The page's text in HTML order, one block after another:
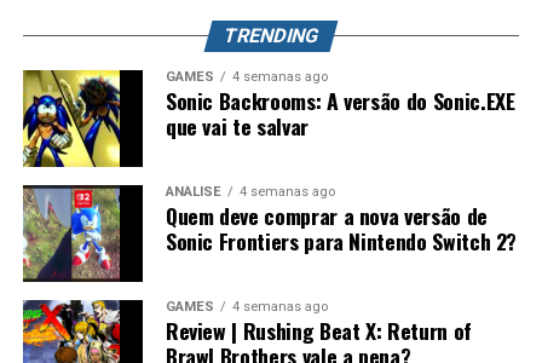
mundo. Splatoon Raiders pode até parecer um spin-off,
mas também pode representar o primeiro passo para a
maior evolução que a série já teve.
TRENDING
GAMES 4 semanas ago
Sonic Backrooms: A versão do Sonic.EXE
que vai te salvar
ANÁLISE 4 semanas ago
Quem deve comprar a nova versão de
Sonic Frontiers para Nintendo Switch 2?
GAMES 4 semanas ago
Review | Rushing Beat X: Return of
Brawl Brothers vale a pena?